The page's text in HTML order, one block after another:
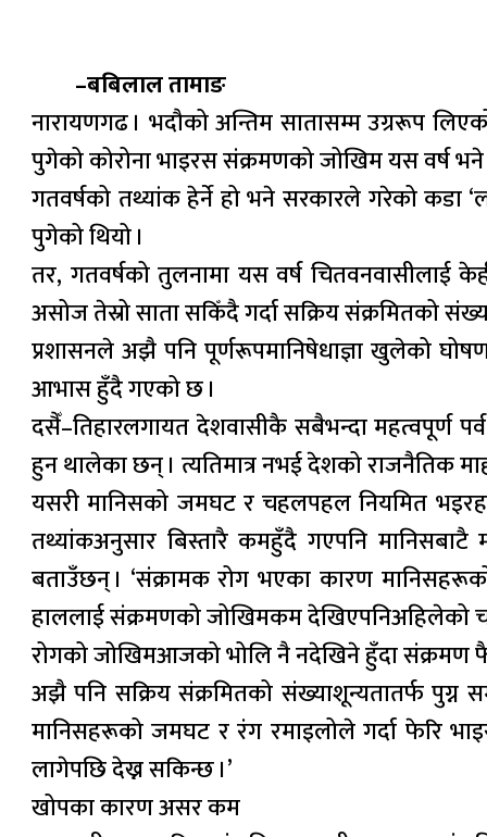
–बबिलाल तामाङ
नारायणगढ । भदौको अन्तिम सातासम्म उग्ररूप
पुगेको कोरोना भाइरस संक्रमणको जोखिम यस वर्ष
गतवर्षको तथ्यांक हेर्ने हो भने सरकारले गरेको कडा
पुगेको थियो ।
तर, गतवर्षको तुलनामा यस वर्ष चितवनवासीलाई
असोज तेस्रो साता सकिँदै गर्दा सक्रिय संक्रमितको
प्रशासनले अझै पनि पूर्णरूपमानिषेधाज्ञा खुलेको
आभास हुँदै गएको छ ।
दसैँ–तिहारलगायत देशवासीकै सबैभन्दा महत्वपूर्ण
हुन थालेका छन् । त्यतिमात्र नभई देशको राजनैतिक
यसरी मानिसको जमघट र चहलपहल नियमित
तथ्यांकअनुसार बिस्तारै कमहुँदै गएपनि
बताउँछन् । ‘संक्रामक रोग भएका कारण
हाललाई संक्रमणको जोखिमकम देखिएपनिअहिलेको
रोगको जोखिमआजको भोलि नै नदेखिने हुँदा
अझै पनि सक्रिय संक्रमितको संख्याशून्यतातर्फ पुग्न
मानिसहरूको जमघट र रंग रमाइलोले गर्दा फेरि
लागेपछि देख्न सकिन्छ ।’
खोपका कारण असर कम